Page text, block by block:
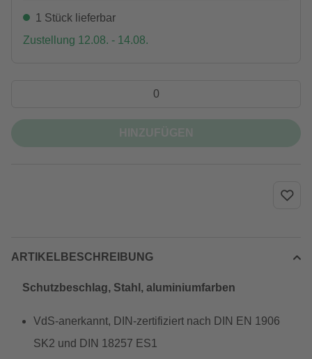
1 Stück lieferbar
Zustellung 12.08. - 14.08.
ARTIKELBESCHREIBUNG
Schutzbeschlag, Stahl, aluminiumfarben
VdS-anerkannt, DIN-zertifiziert nach DIN EN 1906
SK2 und DIN 18257 ES1